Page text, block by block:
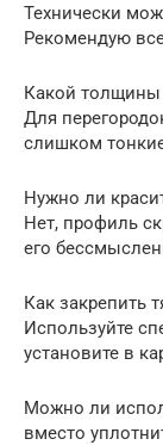
Технически
Рекомендую
Какой
Для
слишком
Нужно ли
Нет, профиль
его
Как закрепить
Используйте
установите в
Можно ли
вместо